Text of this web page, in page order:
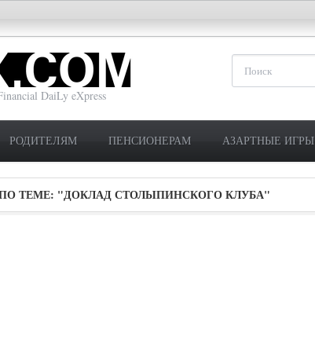
DaiLy eXpress
РОДИТЕЛЯМ ПЕНСИОНЕРАМ АЗАРТНЫЕ ИГРЫ
ТЕМЕ: "ДОКЛАД СТОЛЫПИНСКОГО КЛУБА"